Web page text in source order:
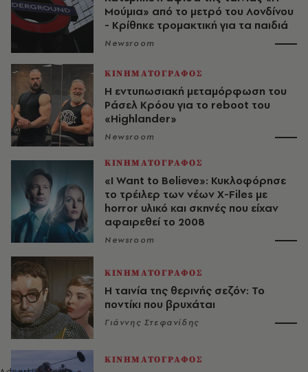
Μούμια» από το μετρό του Λονδίνου
- Κρίθηκε τρομακτική για τα παιδιά
Newsroom
ΚΙΝΗΜΑΤΟΓΡΑΦΟΣ
Η εντυπωσιακή μεταμόρφωση του
Ράσελ Κρόου για το reboot του
«Highlander»
Newsroom
ΚΙΝΗΜΑΤΟΓΡΑΦΟΣ
«I Want to Believe»: Κυκλοφόρησε
το τρέιλερ των νέων X-Files με
horror υλικό και σκηνές που είχαν
αφαιρεθεί το 2008
Newsroom
ΚΙΝΗΜΑΤΟΓΡΑΦΟΣ
Η ταινία της θερινής σεζόν: Το
ποντίκι που βρυχάται
Γιάννης Στεφανίδης
ΚΙΝΗΜΑΤΟΓΡΑΦΟΣ